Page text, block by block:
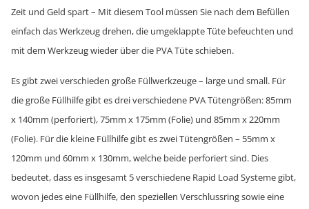
Zeit und Geld spart – Mit diesem Tool müssen Sie nach dem Befüllen
einfach das Werkzeug drehen, die umgeklappte Tüte befeuchten und
mit dem Werkzeug wieder über die PVA Tüte schieben.
Es gibt zwei verschieden große Füllwerkzeuge – large und small. Für
die große Füllhilfe gibt es drei verschiedene PVA Tütengrößen: 85mm
x 140mm (perforiert), 75mm x 175mm (Folie) und 85mm x 220mm
(Folie). Für die kleine Füllhilfe gibt es zwei Tütengrößen – 55mm x
120mm und 60mm x 130mm, welche beide perforiert sind. Dies
bedeutet, dass es insgesamt 5 verschiedene Rapid Load Systeme gibt,
wovon jedes eine Füllhilfe, den speziellen Verschlussring sowie eine